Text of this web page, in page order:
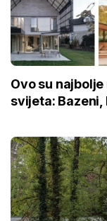
Ovo su
svijeta: